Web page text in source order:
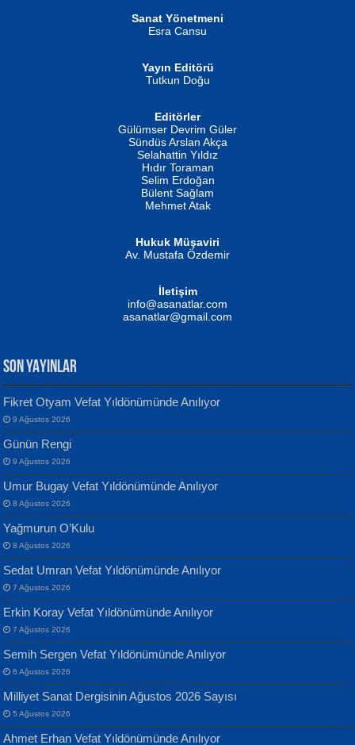
İSMAİL OKUTAN
Erkeklerin Kahrolması Ne Demektir
MUSTAFA KELOĞLU
Yarına İz Bırakmak...
ATİLLA ÖZEN
Sultan Olmadan Önce Eyüp...
EKREM KARABABA
Evvel Zaman Tanrıçası...
Yılmaz Ekinci
Geceye Söylenen...
Banu Sancak
Defterimden İçeri...
İsmail Aydos
İnkisar...
Sanat Yönetmeni
Esra Cansu
Yayın Editörü
Tutkun Doğu
Editörler
Gülümser Devrim Güler
Sündüs Arslan Akça
Selahattin Yıldız
Hıdır Toraman
Selim Erdoğan
Bülent Sağlam
Mehmet Atak
Hukuk Müşaviri
Av. Mustafa Özdemir
İletişim
info@asanatlar.com
asanatlar@gmail.com
SON YAYINLAR
Fikret Otyam Vefat Yıldönümünde Anılıyor
9 Ağustos 2026
Günün Rengi
9 Ağustos 2026
Umur Bugay Vefat Yıldönümünde Anılıyor
8 Ağustos 2026
Yağmurun O’Kulu
8 Ağustos 2026
Sedat Umran Vefat Yıldönümünde Anılıyor
7 Ağustos 2026
Erkin Koray Vefat Yıldönümünde Anılıyor
7 Ağustos 2026
Semih Sergen Vefat Yıldönümünde Anılıyor
6 Ağustos 2026
Milliyet Sanat Dergisinin Ağustos 2026 Sayısı
5 Ağustos 2026
Ahmet Erhan Vefat Yıldönümünde Anılıyor